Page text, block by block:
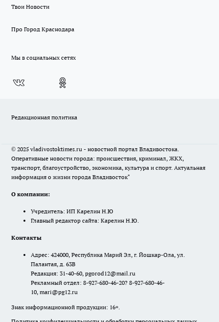
Твои Новости
Про Город Краснодара
Мы в социальных сетях
Редакционная политика
© 2025 vladivostoktimes.ru - новостной портал Владивостока.
Оперативные новости города: происшествия, криминал, ЖКХ,
транспорт, благоустройство, экономика, культура и спорт. Актуальная
информация о жизни города Владивосток"
О компании:
Учредитель: ИП Карелин Н.Ю
Главный редактор сайта: Карелин Н.Ю.
Контакты
Адрес: 424000, Республика Марий Эл, г. Йошкар-Ола, ул.
Палантая, д. 63В
Редакция: 31-40-60, pgorod12@mail.ru
Рекламный отдел: 8-927-680-46-20? 8-927-680-46-
10, mari@pg12.ru
Знак информационной продукции: 16+.